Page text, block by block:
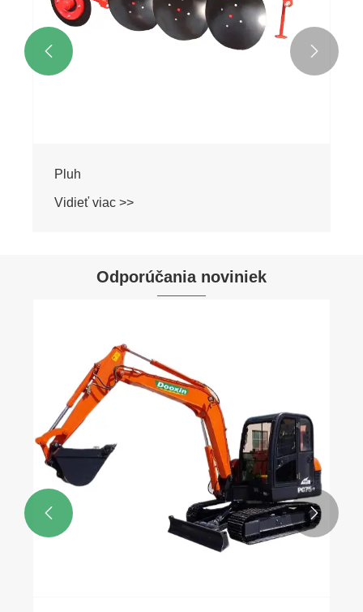
Pluh
Vidieť viac >>
 
Odporúčania noviniek
 